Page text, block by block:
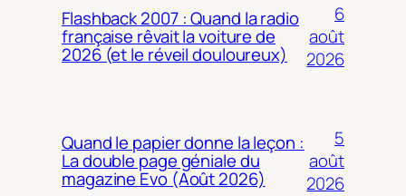
Flashback 2007 : Quand la radio
française rêvait la voiture de
2026 (et le réveil douloureux)
6
août
2026
Quand le papier donne la leçon :
La double page géniale du
magazine Evo (Août 2026)
5
août
2026